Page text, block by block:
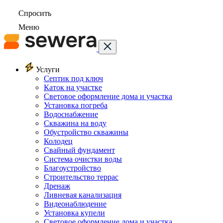
Спросить
Меню
Услуги
Септик под ключ
Каток на участке
Световое оформление дома и участка
Установка погреба
Водоснабжение
Скважина на воду
Обустройство скважины
Колодец
Свайный фундамент
Система очистки воды
Благоустройство
Строительство террас
Дренаж
Ливневая канализация
Видеонаблюдение
Установка купели